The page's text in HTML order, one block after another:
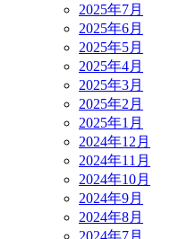
2025年7月
2025年6月
2025年5月
2025年4月
2025年3月
2025年2月
2025年1月
2024年12月
2024年11月
2024年10月
2024年9月
2024年8月